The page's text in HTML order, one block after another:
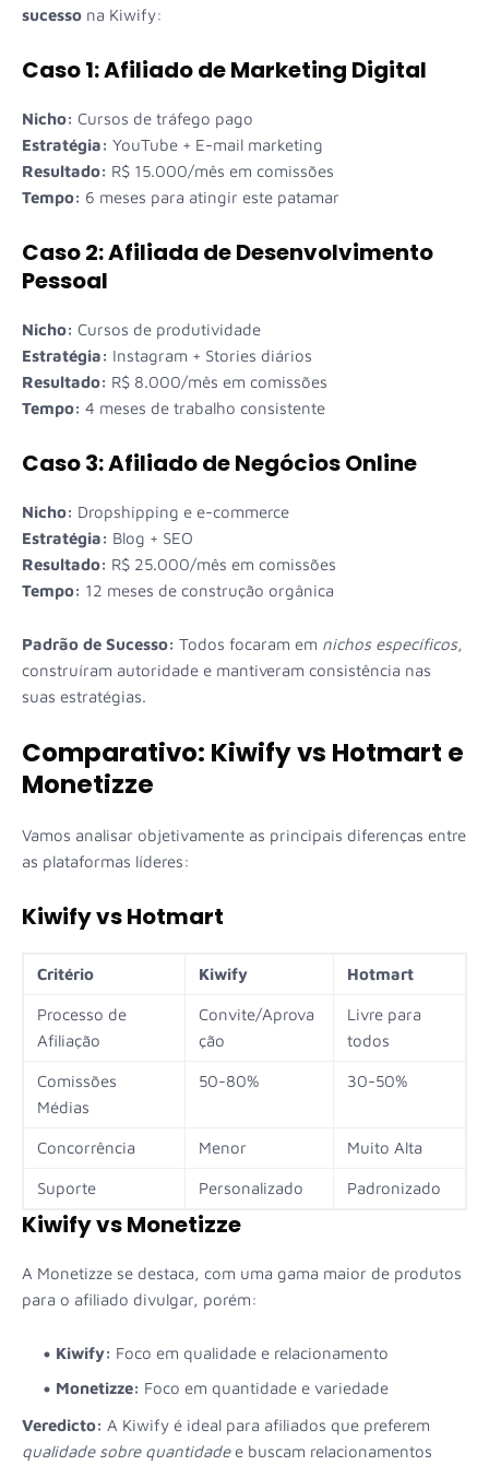
sucesso na Kiwify:
Caso 1: Afiliado de Marketing Digital
Nicho: Cursos de tráfego pago
Estratégia: YouTube + E-mail marketing
Resultado: R$ 15.000/mês em comissões
Tempo: 6 meses para atingir este patamar
Caso 2: Afiliada de Desenvolvimento
Pessoal
Nicho: Cursos de produtividade
Estratégia: Instagram + Stories diários
Resultado: R$ 8.000/mês em comissões
Tempo: 4 meses de trabalho consistente
Caso 3: Afiliado de Negócios Online
Nicho: Dropshipping e e-commerce
Estratégia: Blog + SEO
Resultado: R$ 25.000/mês em comissões
Tempo: 12 meses de construção orgânica
Padrão de Sucesso: Todos focaram em nichos específicos,
construíram autoridade e mantiveram consistência nas
suas estratégias.
Comparativo: Kiwify vs Hotmart e
Monetizze
Vamos analisar objetivamente as principais diferenças entre
as plataformas líderes:
Kiwify vs Hotmart
Critério Kiwify Hotmart
Processo de
Afiliação
Convite/Aprova
ção
Livre para
todos
Comissões
Médias
50-80% 30-50%
Concorrência Menor Muito Alta
Suporte Personalizado Padronizado
Kiwify vs Monetizze
A Monetizze se destaca, com uma gama maior de produtos
para o afiliado divulgar, porém:
Kiwify: Foco em qualidade e relacionamento
Monetizze: Foco em quantidade e variedade
Veredicto: A Kiwify é ideal para afiliados que preferem
qualidade sobre quantidadee buscam relacionamentos